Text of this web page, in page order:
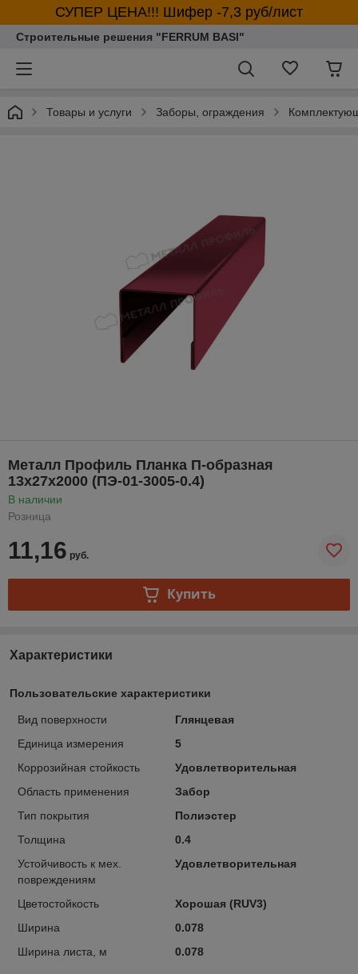
СУПЕР ЦЕНА!!! Шифер -7,3 руб/лист
Строительные решения "FERRUM BASI"
Товары и услуги Заборы, ограждения
Металл Профиль Планка П-образная
13х27х2000 (ПЭ-01-3005-0.4)
В наличии
Розница
11,16 руб.
Купить
Характеристики
Пользовательские характеристики
Вид поверхности
Глянцевая
Единица измерения
5
Коррозийная стойкость
Удовлетворительная
Область применения
Забор
Тип покрытия
Полиэстер
Толщина
0.4
Устойчивость к мех.
повреждениям
Удовлетворительная
Цветостойкость
Хорошая (RUV3)
Ширина
0.078
Ширина листа, м
0.078